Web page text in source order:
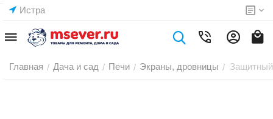
Истра
Главная / Дача и сад / Печи / Экраны, дровницы /